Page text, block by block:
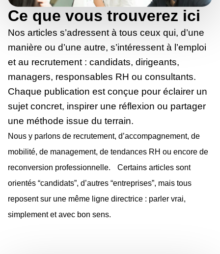
Ce que vous trouverez ici
Nos articles s’adressent à tous ceux qui, d’une
manière ou d’une autre, s’intéressent à l’emploi
et au recrutement : candidats, dirigeants,
managers, responsables RH ou consultants.
Chaque publication est conçue pour éclairer un
sujet concret, inspirer une réflexion ou partager
une méthode issue du terrain.
Nous y parlons de recrutement, d’accompagnement, de
mobilité, de management, de tendances RH ou encore de
reconversion professionnelle. Certains articles sont
orientés “candidats”, d’autres “entreprises”, mais tous
reposent sur une même ligne directrice : parler vrai,
simplement et avec bon sens.